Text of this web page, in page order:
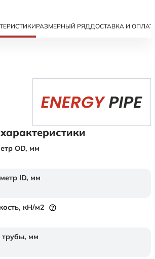
РАЗМЕРНЫЙ РЯДДОСТАВКА И
OD, мм
ID, мм
кН/м2
мм